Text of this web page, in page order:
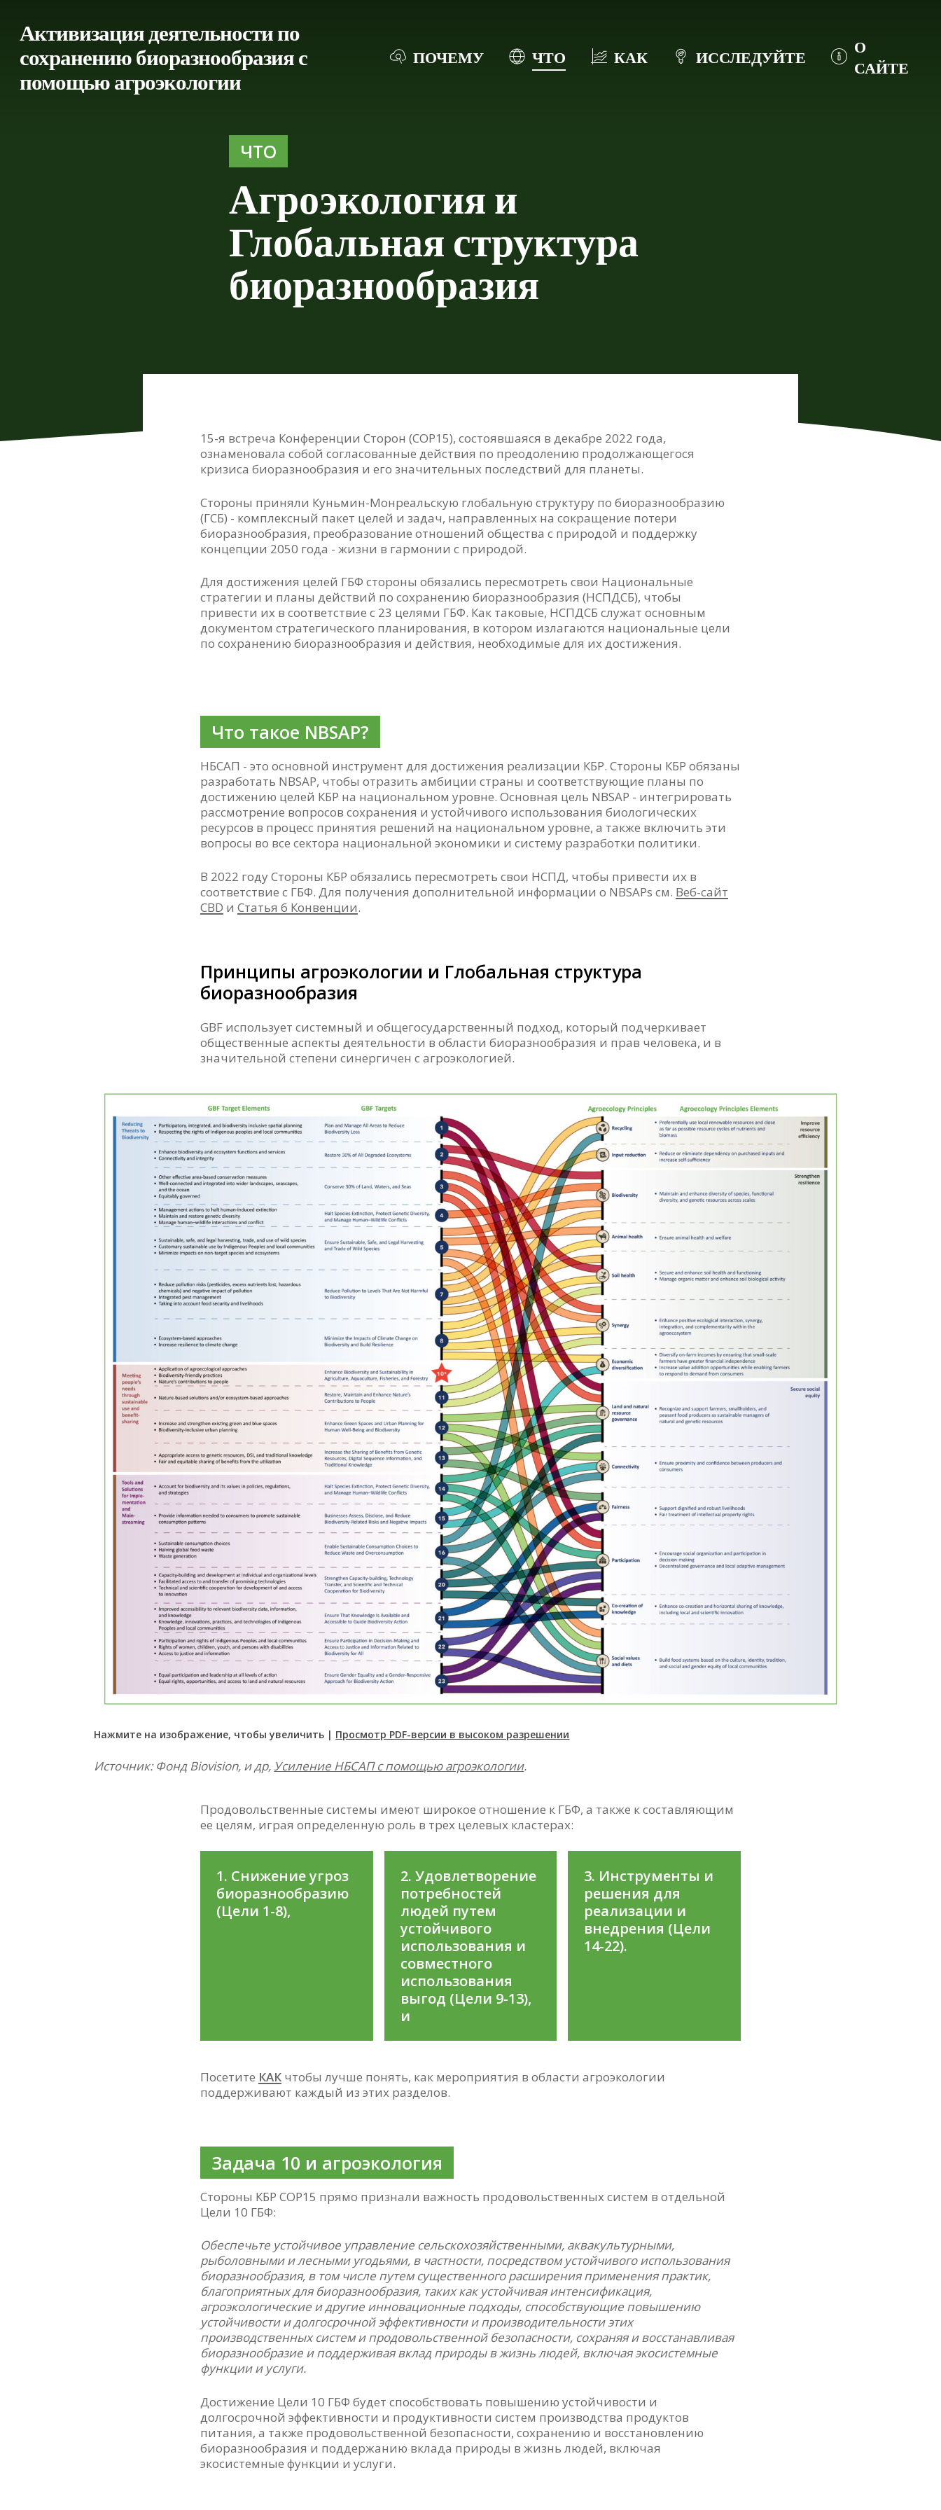
основному
содержанию
Активизация деятельности по
сохранению биоразнообразия с
помощью агроэкологии
ПОЧЕМУ ЧТО КАК ИССЛЕДУЙТЕ
О
САЙТЕ
ЧТО
Агроэкология и
Глобальная структура
биоразнообразия
15-я встреча Конференции Сторон (COP15), состоявшаяся в декабре 2022 года,
ознаменовала собой согласованные действия по преодолению продолжающегося
кризиса биоразнообразия и его значительных последствий для планеты.
Стороны приняли Куньмин-Монреальскую глобальную структуру по биоразнообразию
(ГСБ) - комплексный пакет целей и задач, направленных на сокращение потери
биоразнообразия, преобразование отношений общества с природой и поддержку
концепции 2050 года - жизни в гармонии с природой.
Для достижения целей ГБФ стороны обязались пересмотреть свои Национальные
стратегии и планы действий по сохранению биоразнообразия (НСПДСБ), чтобы
привести их в соответствие с 23 целями ГБФ. Как таковые, НСПДСБ служат основным
документом стратегического планирования, в котором излагаются национальные цели
по сохранению биоразнообразия и действия, необходимые для их достижения.
Что такое NBSAP?
НБСАП - это основной инструмент для достижения реализации КБР. Стороны КБР обязаны
разработать NBSAP, чтобы отразить амбиции страны и соответствующие планы по
достижению целей КБР на национальном уровне. Основная цель NBSAP - интегрировать
рассмотрение вопросов сохранения и устойчивого использования биологических
ресурсов в процесс принятия решений на национальном уровне, а также включить эти
вопросы во все сектора национальной экономики и систему разработки политики.
В 2022 году Стороны КБР обязались пересмотреть свои НСПД, чтобы привести их в
соответствие с ГБФ. Для получения дополнительной информации о NBSAPs см. Веб-сайт
CBD и Статья 6 Конвенции.
Принципы агроэкологии и Глобальная структура
биоразнообразия
GBF использует системный и общегосударственный подход, который подчеркивает
общественные аспекты деятельности в области биоразнообразия и прав человека, и в
значительной степени синергичен с агроэкологией.
Нажмите на изображение, чтобы увеличить | Просмотр PDF-версии в высоком разрешении
Источник: Фонд Biovision, и др, Усиление НБСАП с помощью агроэкологии.
Продовольственные системы имеют широкое отношение к ГБФ, а также к составляющим
ее целям, играя определенную роль в трех целевых кластерах:
1. Снижение угроз
биоразнообразию
(Цели 1-8),
2. Удовлетворение
потребностей
людей путем
устойчивого
использования и
совместного
использования
выгод (Цели 9-13),
и
3. Инструменты и
решения для
реализации и
внедрения (Цели
14-22).
Посетите КАКчтобы лучше понять, как мероприятия в области агроэкологии
поддерживают каждый из этих разделов.
Задача 10 и агроэкология
Стороны КБР COP15 прямо признали важность продовольственных систем в отдельной
Цели 10 ГБФ:
Обеспечьте устойчивое управление сельскохозяйственными, аквакультурными,
рыболовными и лесными угодьями, в частности, посредством устойчивого использования
биоразнообразия, в том числе путем существенного расширения применения практик,
благоприятных для биоразнообразия, таких как устойчивая интенсификация,
агроэкологические и другие инновационные подходы, способствующие повышению
устойчивости и долгосрочной эффективности и производительности этих
производственных систем и продовольственной безопасности, сохраняя и восстанавливая
биоразнообразие и поддерживая вклад природы в жизнь людей, включая экосистемные
функции и услуги.
Достижение Цели 10 ГБФ будет способствовать повышению устойчивости и
долгосрочной эффективности и продуктивности систем производства продуктов
питания, а также продовольственной безопасности, сохранению и восстановлению
биоразнообразия и поддержанию вклада природы в жизнь людей, включая
экосистемные функции и услуги.